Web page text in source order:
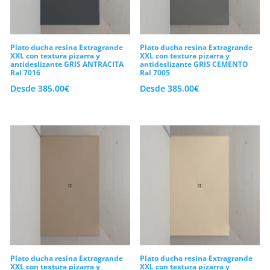
pendientes internas, elplato de ducha
xxlevacua todo el caudal de agua de las
griferías de gran flujo de manera rápida y
ultra eficiente hacia el desagüe,
pues, lograrás configurar un ambiente
elegante, despejado y concebido de
sensación de spa privado y bienestar
Compuestos minerales macizos,
protección Gel Coat y 10 años de
garantía
Plato ducha resina Extragrande
XXL con textura pizarra y
antideslizante GRIS ANTRACITA
Ral 7016
Desde 385.00€
Plato ducha resina Extragrande
XXL con textura pizarra y
antideslizante GRIS CEMENTO
Ral 7005
Desde385.00€
Plato ducha resina Extragrande
XXL con textura pizarra y
Plato ducha resina Extragrande
XXL con textura pizarra y